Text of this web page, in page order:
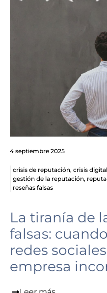
4 septiembre 2025
crisis de reputación, crisis digital
gestión de la reputación,
reseñas falsas
La tiranía de
falsas:
redes
empresa